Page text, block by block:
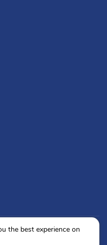
the best experience on